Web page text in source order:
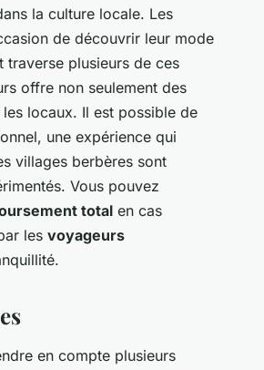
la culture locale. Les
de découvrir leur mode
traverse plusieurs de ces
offre non seulement des
locaux. Il est possible de
une expérience qui
villages berbères sont
Vous pouvez
total en cas
les voyageurs
en compte plusieurs